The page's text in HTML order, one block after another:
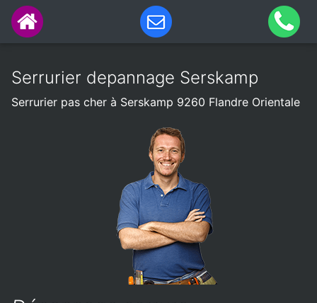
Serrurier depannage Serskamp
Serrurier pas cher à Serskamp 9260 Flandre Orientale